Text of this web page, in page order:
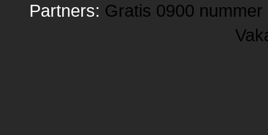
Partners: Gratis 0900 nummer